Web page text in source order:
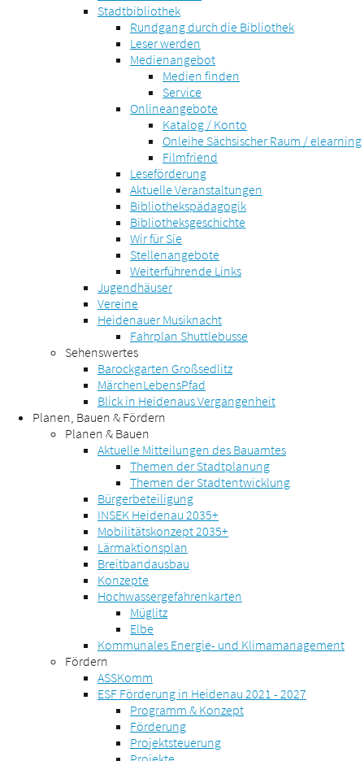
Stadtbibliothek
Rundgang durch die Bibliothek
Leser werden
Medienangebot
Medien finden
Service
Onlineangebote
Katalog / Konto
Onleihe Sächsischer Raum / elearning
Filmfriend
Leseförderung
Aktuelle Veranstaltungen
Bibliothekspädagogik
Bibliotheksgeschichte
Wir für Sie
Stellenangebote
Weiterführende Links
Jugendhäuser
Vereine
Heidenauer Musiknacht
Fahrplan Shuttlebusse
Sehenswertes
Barockgarten Großsedlitz
MärchenLebensPfad
Blick in Heidenaus Vergangenheit
Planen, Bauen & Fördern
Planen & Bauen
Aktuelle Mitteilungen des Bauamtes
Themen der Stadtplanung
Themen der Stadtentwicklung
Bürgerbeteiligung
INSEK Heidenau 2035+
Mobilitätskonzept 2035+
Lärmaktionsplan
Breitbandausbau
Konzepte
Hochwassergefahrenkarten
Müglitz
Elbe
Kommunales Energie- und Klimamanagement
Fördern
ASSKomm
ESF Förderung in Heidenau 2021 - 2027
Programm & Konzept
Förderung
Projektsteuerung